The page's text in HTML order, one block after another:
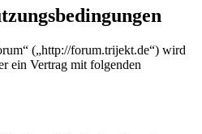
(„http://forum.trijekt.de“) wird
ein Vertrag mit folgenden